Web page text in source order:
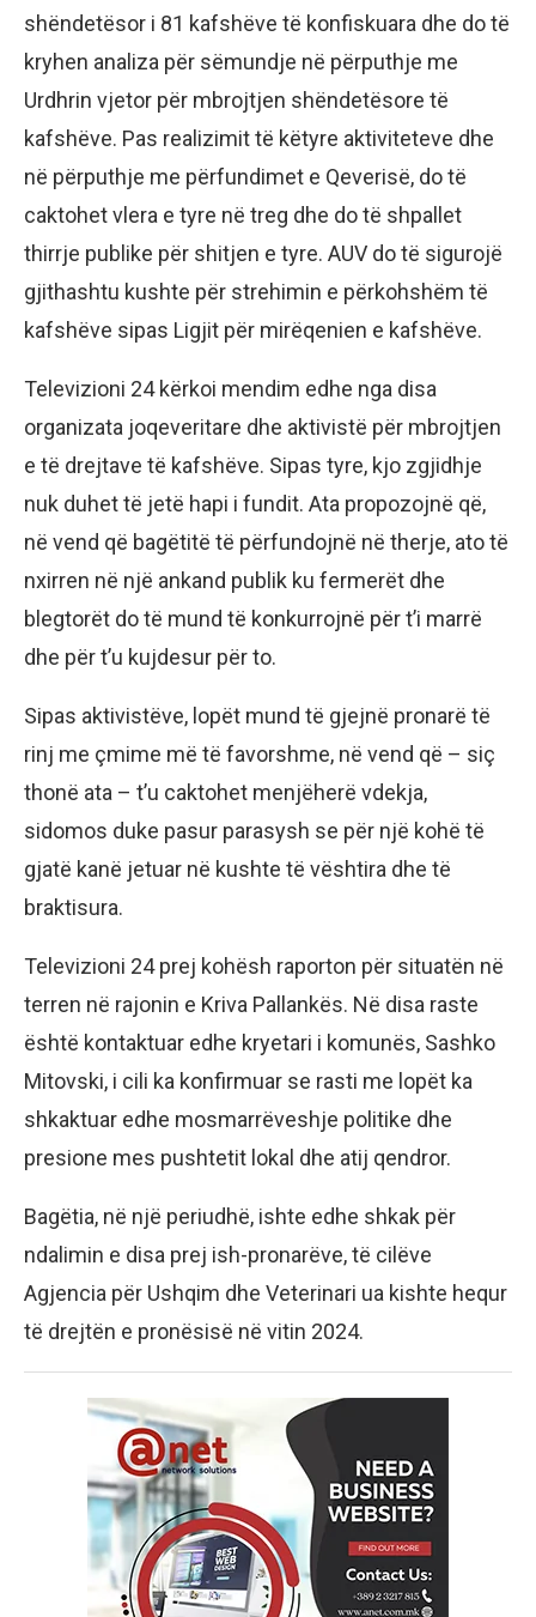
shëndetësor i 81 kafshëve të konfiskuara dhe do të
kryhen analiza për sëmundje në përputhje me
Urdhrin vjetor për mbrojtjen shëndetësore të
kafshëve. Pas realizimit të këtyre aktiviteteve dhe
në përputhje me përfundimet e Qeverisë, do të
caktohet vlera e tyre në treg dhe do të shpallet
thirrje publike për shitjen e tyre. AUV do të sigurojë
gjithashtu kushte për strehimin e përkohshëm të
kafshëve sipas Ligjit për mirëqenien e kafshëve.
Televizioni 24 kërkoi mendim edhe nga disa
organizata joqeveritare dhe aktivistë për mbrojtjen
e të drejtave të kafshëve. Sipas tyre, kjo zgjidhje
nuk duhet të jetë hapi i fundit. Ata propozojnë që,
në vend që bagëtitë të përfundojnë në therje, ato të
nxirren në një ankand publik ku fermerët dhe
blegtorët do të mund të konkurrojnë për t’i marrë
dhe për t’u kujdesur për to.
Sipas aktivistëve, lopët mund të gjejnë pronarë të
rinj me çmime më të favorshme, në vend që – siç
thonë ata – t’u caktohet menjëherë vdekja,
sidomos duke pasur parasysh se për një kohë të
gjatë kanë jetuar në kushte të vështira dhe të
braktisura.
Televizioni 24 prej kohësh raporton për situatën në
terren në rajonin e Kriva Pallankës. Në disa raste
është kontaktuar edhe kryetari i komunës, Sashko
Mitovski, i cili ka konfirmuar se rasti me lopët ka
shkaktuar edhe mosmarrëveshje politike dhe
presione mes pushtetit lokal dhe atij qendror.
Bagëtia, në një periudhë, ishte edhe shkak për
ndalimin e disa prej ish-pronarëve, të cilëve
Agjencia për Ushqim dhe Veterinari ua kishte hequr
të drejtën e pronësisë në vitin 2024.